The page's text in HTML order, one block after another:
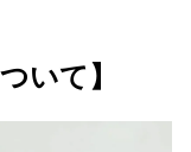
いて】